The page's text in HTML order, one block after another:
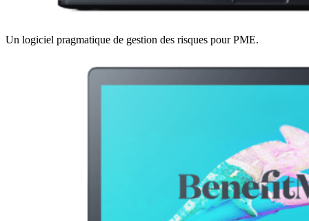
Un logiciel pragmatique de gestion des risques pour PME.